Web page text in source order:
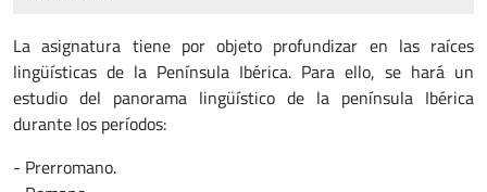
La asignatura tiene por objeto profundizar en las raíces
lingüísticas de la Península Ibérica. Para ello, se hará un
estudio del panorama lingüístico de la península Ibérica
durante los períodos:
- Prerromano.